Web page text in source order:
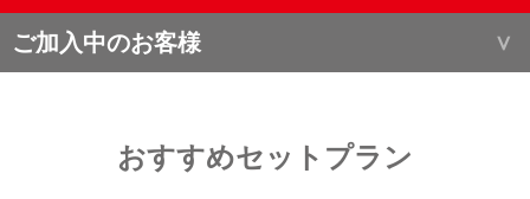
ご加入中のお客様
おすすめセットプラン